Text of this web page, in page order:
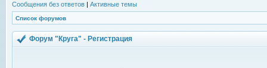
Сообщения без ответов | Активные темы
Список форумов
Форум "Круга" - Регистрация